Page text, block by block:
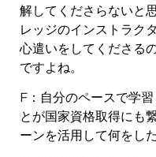
解してくださらないと
レッジのインストラク
心遣いをしてくださる
ですよね。
F：自分のペースで学
とが国家資格取得にも
ーンを活用して何をし